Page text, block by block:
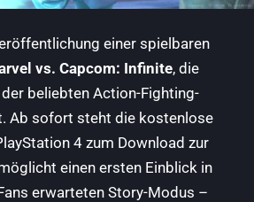
einer spielbaren
vs. Capcom: Infinite, die
beliebten Action-Fighting-
Ab sofort steht die kostenlose
4 zum Download zur
einen ersten Einblick in
erwarteten Story-Modus –